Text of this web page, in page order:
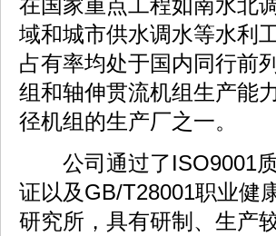
域和城市供水调水等水利
占有率均处于国内同行前
组和轴伸贯流机组生产能
径机组的生产厂之一。
公司通过了ISO9001质
证以及GB/T28001职业健
研究所，具有研制、生产